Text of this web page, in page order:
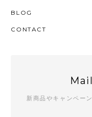
BLOG
CONTACT
新商品やキャンペー